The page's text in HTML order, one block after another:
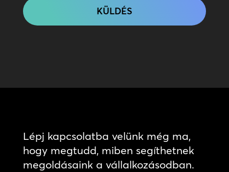
Lépj kapcsolatba velünk még ma,
hogy megtudd, miben segíthetnek
megoldásaink a vállalkozásodban.